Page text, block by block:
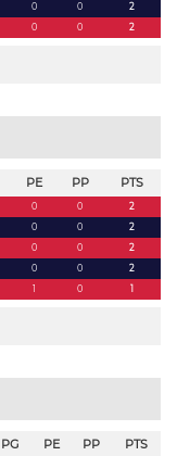
0 0
2
0 0 2
PE PP PTS
0 0
2
0 0
2
0 0
2
0 0
2
1 0 1
PG PE PP PTS